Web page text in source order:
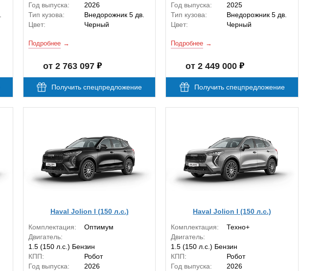
Год выпуска:
2026
Тип кузова:
Внедорожник 5 дв.
Цвет:
Черный
Подробнее
от 2 763 097
Получить спецпредложение
Год выпуска:
2025
Тип кузова:
Внедорожник 5 дв.
Цвет:
Черный
Подробнее
от 2 449 000
Получить спецпредложение
Haval Jolion I (150 л.с.)
Комплектация:
Оптимум
Двигатель:
1.5 (150 л.с.) Бензин
КПП:
Робот
Год выпуска:
2026
Haval Jolion I (150 л.с.)
Комплектация:
Техно+
Двигатель:
1.5 (150 л.с.) Бензин
КПП:
Робот
Год выпуска:
2026